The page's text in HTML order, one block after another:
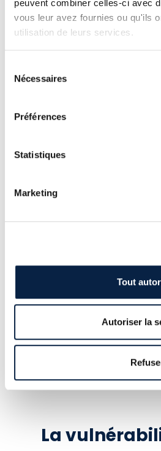
peuvent combiner celles-ci avec
vous leur avez fournies ou qu'ils
utilisation de leurs services.
Nécessaires
Préférences
Statistiques
Marketing
Tout
Autoriser la
est bien
User status
Le programme affiche
enregistré, ainsi que son
Exit
La